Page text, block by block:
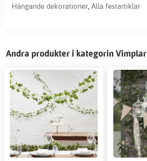
Hängande dekorationer, Alla festartiklar
Andra produkter i kategorin Vimplar